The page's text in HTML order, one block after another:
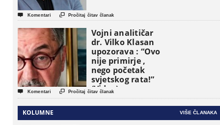
 Komentari  Pročitaj čitav članak
Vojni analitičar
dr. Vilko Klasan
upozorava : “Ovo
nije primirje ,
nego početak
svjetskog rata!”
(Video)
 Komentari  Pročitaj čitav članak
KOLUMNE VIŠE ČLANAKA